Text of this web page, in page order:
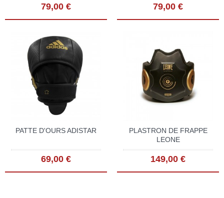
79,00 € 79,00 €
PATTE D'OURS ADISTAR
69,00 €
PLASTRON DE FRAPPE
LEONE
149,00 €